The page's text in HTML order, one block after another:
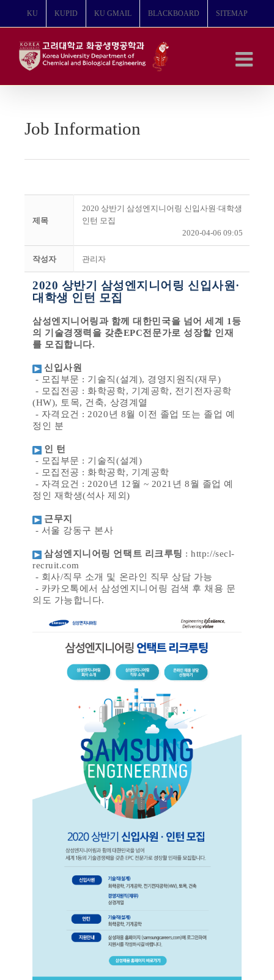
뛰
KU KUPID KU GMAIL BLACKBOARD SITEMAP
Job Information
제목
2020 상반기 삼성엔지니어링 신입사원·대학생
인턴 모집
2020-04-06 09:05
작성자 관리자
2020 상반기 삼성엔지니어링 신입사원·
대학생 인턴 모집
삼성엔지니어링과 함께 대한민국을 넘어 세계 1등
의 기술경쟁력을 갖춘EPC전문가로 성장할 인재
를 모집합니다.
신입사원
- 모집부문 : 기술직(설계 ), 경영지원직(재무)
- 모집전공 : 화학공학, 기계공학, 전기전자공학
(HW), 토목, 건축, 상경계열
- 자격요건 : 2020년 8월 이전 졸업 또는 졸업 예
정인 분
인 턴
- 모집부문 : 기술직(설계 )
- 모집전공 : 화학공학, 기계공학
- 자격요건 : 2020년 12월 ~ 2021년8월 졸업 예
정인 재학생(석사 제외)
근무지
- 서울 강동구 본사
삼성엔지니어링 언택트 리크루팅 :http://secl-
recruit.com
- 회사/직무 소개 및 온라인 직무 상담 가능
- 카카오톡에서 삼성엔지니어링 검색 후 채용 문
의도 가능합니다.